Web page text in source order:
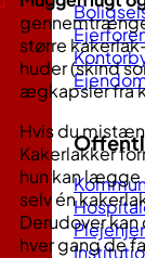
større
huder (skind
ægkapsler fra
Hvis du
Kakerlakker
hun kan
selv én
Derudover
hver gang de